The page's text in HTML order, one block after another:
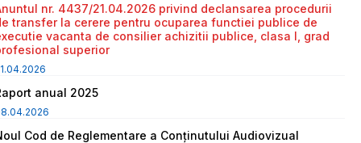
nr. 4437/21.04.2026 privind declansarea procedurii
transfer la cerere pentru ocuparea functiei publice de
vacanta de consilier achizitii publice, clasa I, grad
superior
anual 2025
Cod de Reglementare a Conținutului Audiovizual